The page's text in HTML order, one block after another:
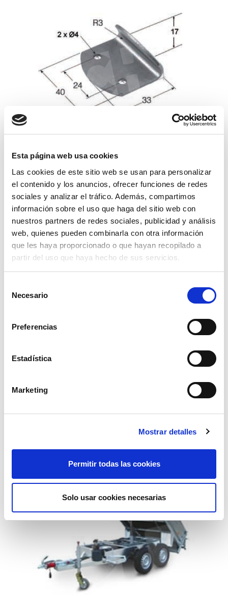
Esta página web usa cookies
Las cookies de este sitio web se usan para personalizar
el contenido y los anuncios, ofrecer funciones de redes
sociales y analizar el tráfico. Además, compartimos
información sobre el uso que haga del sitio web con
nuestros partners de redes sociales, publicidad y análisis
web, quienes pueden combinarla con otra información
que les haya proporcionado o que hayan recopilado a
partir del uso que haya hecho de sus servicios.
Necesario
Preferencias
Estadística
Marketing
Mostrar detalles
Permitir todas las cookies
Solo usar cookies necesarias
uña pequeña ch-21-ch-22
1,20€ comprar
1,05€ comprar